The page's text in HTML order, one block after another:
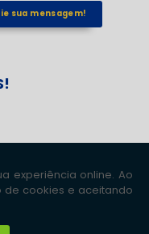
sua mensagem!